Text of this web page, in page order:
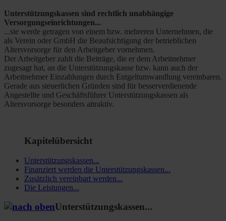
Unterstützungskassen sind rechtlich unabhängige
Versorgungseinrichtungen...
...sie werde getragen von einem bzw. mehreren Unternehmen, die
als Verein oder GmbH die Beaufsichtigung der betrieblichen
Altersvorsorge für den Arbeitgeber vornehmen.
Der Arbeitgeber zahlt die Beiträge, die er dem Arbeitnehmer
zugesagt hat, an die Unterstützungskasse bzw. kann auch der
Arbeitnehmer Einzahlungen durch Entgeltumwandlung vereinbaren.
Gerade aus steuerlichen Gründen sind für besserverdienende
Angestellte und Geschäftsführer Unterstützungskassen als
Altersvorsorge besonders attraktiv.
Kapitelübersicht
Unterstützungskassen...
Finanziert werden die Unterstützungskassen...
Zusätzlich vereinbart werden...
Die Leistungen...
Unterstützungskassen...